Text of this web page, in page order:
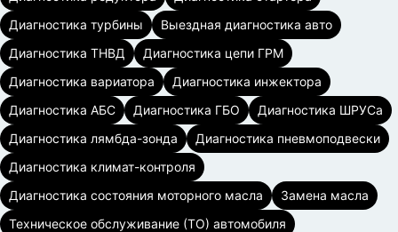
Диагностика турбины
Выездная диагностика авто
Диагностика ТНВД
Диагностика цепи ГРМ
Диагностика вариатора
Диагностика инжектора
Диагностика АБС
Диагностика ГБО
Диагностика ШРУСа
Диагностика лямбда-зонда
Диагностика пневмоподвески
Диагностика климат-контроля
Диагностика состояния моторного масла
Замена масла
Техническое обслуживание (ТО) автомобиля